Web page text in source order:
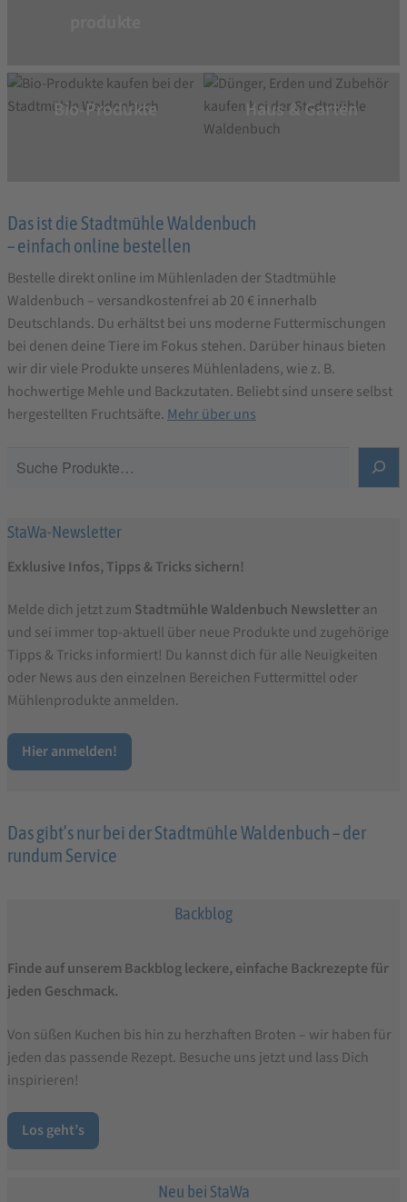
Bio-Produkte Haus & Garten
Das ist die Stadtmühle Waldenbuch
– einfach online bestellen
Bestelle direkt online im Mühlenladen der Stadtmühle
Waldenbuch – versandkostenfrei ab 20 € innerhalb
Deutschlands. Du erhältst bei uns moderne Futtermischungen
bei denen deine Tiere im Fokus stehen. Darüber hinaus bieten
wir dir viele Produkte unseres Mühlenladens, wie z. B.
hochwertige Mehle und Backzutaten. Beliebt sind unsere selbst
hergestellten Fruchtsäfte. Mehr über uns
h
StaWa-Newsletter
Exklusive Infos, Tipps & Tricks sichern!
Melde dich jetzt zum Stadtmühle Waldenbuch Newsletteran
und sei immer top-aktuell über neue Produkte und zugehörige
Tipps & Tricks informiert! Du kannst dich für alle Neuigkeiten
oder News aus den einzelnen Bereichen Futtermittel oder
Mühlenprodukte anmelden.
Hier anmelden!
Das gibt’s nur bei der Stadtmühle Waldenbuch – der
rundum Service
Backblog
Finde auf unserem Backblog leckere, einfache Backrezepte für
jeden Geschmack.
Von süßen Kuchen bis hin zu herzhaften Broten – wir haben für
jeden das passende Rezept. Besuche uns jetzt und lass Dich
inspirieren!
Los geht’s
Neu bei StaWa